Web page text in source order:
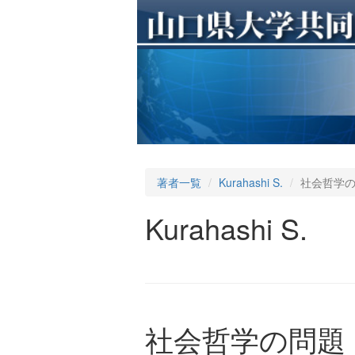
著者一覧 Kurahashi S. 社会哲学
Kurahashi S.
社会哲学の問題